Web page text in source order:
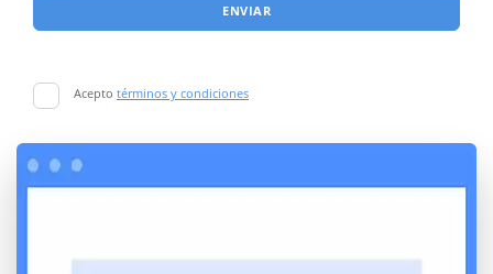
ENVIAR
Acepto términos y condiciones